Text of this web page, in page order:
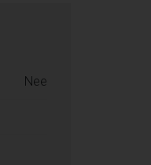
Nee